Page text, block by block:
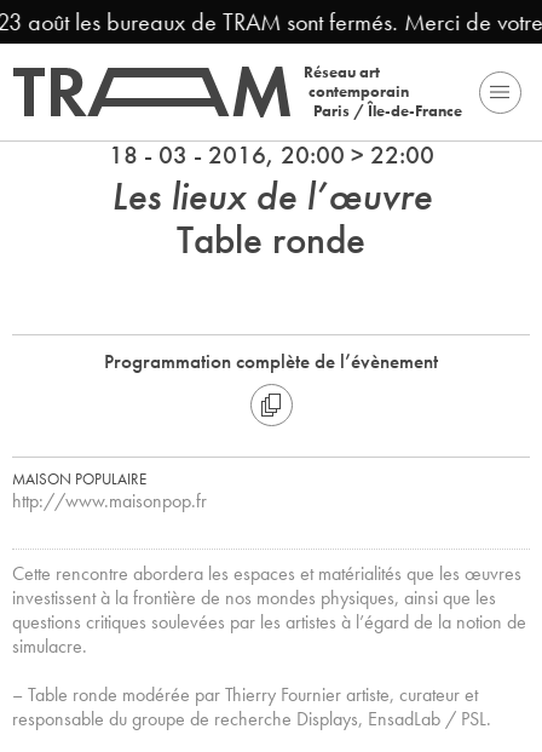
les bureaux de TRAM sont fermés. Merci de votre
Réseau art
contemporain
Paris / Île-de-France
18 - 03 - 2016, 20:00 > 22:00
Les lieux de l’œuvre
Table ronde
Programmation complète de l’évènement
MAISON POPULAIRE
http://www.maisonpop.fr
Cette rencontre abordera les espaces et matérialités que les œuvres
investissent à la frontière de nos mondes physiques, ainsi que les
questions critiques soulevées par les artistes à l’égard de la notion de
simulacre.
– Table ronde modérée par Thierry Fournier artiste, curateur et
responsable du groupe de recherche Displays, EnsadLab / PSL.